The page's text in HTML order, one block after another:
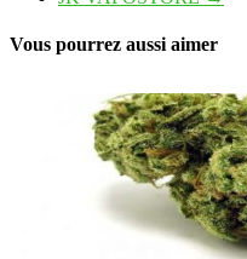
Vous pourrez aussi aimer